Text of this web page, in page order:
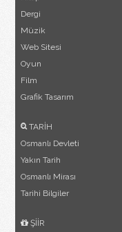
Dergi
Müzik
Web Sitesi
Oyun
Film
Grafik Tasarım
TARİH
Osmanlı Devleti
Yakın Tarih
Osmanlı Mirası
Tarihi Bilgiler
ŞİİR